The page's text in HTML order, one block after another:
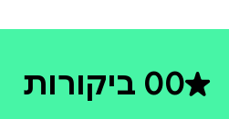
0דירוג ממוצע 0 מתוך 5
0 ביקורות